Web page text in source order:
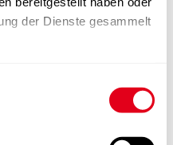
der Dienste gesammelt